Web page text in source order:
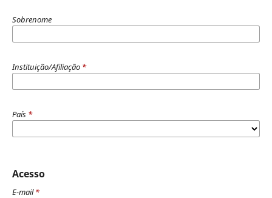
Sobrenome
Instituição/Afiliação *
País *
Acesso
E-mail*